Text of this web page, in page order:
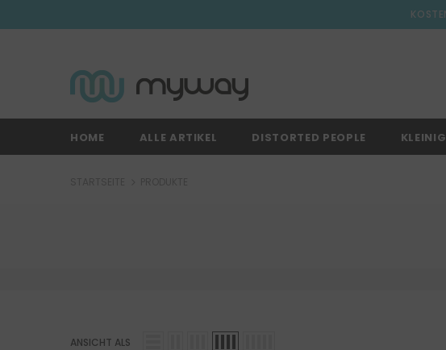
HOME ALLE ARTIKEL DISTORTED PEOPLE
ANSICHT ALS